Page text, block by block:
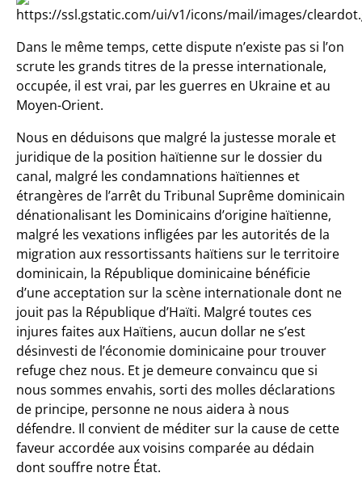
Dans le même temps, cette dispute n’existe pas si l’on
scrute les grands titres de la presse internationale,
occupée, il est vrai, par les guerres en Ukraine et au
Moyen-Orient.
Nous en déduisons que malgré la justesse morale et
juridique de la position haïtienne sur le dossier du
canal, malgré les condamnations haïtiennes et
étrangères de l’arrêt du Tribunal Suprême dominicain
dénationalisant les Dominicains d’origine haïtienne,
malgré les vexations infligées par les autorités de la
migration aux ressortissants haïtiens sur le territoire
dominicain, la République dominicaine bénéficie
d’une acceptation sur la scène internationale dont ne
jouit pas la République d’Haïti. Malgré toutes ces
injures faites aux Haïtiens, aucun dollar ne s’est
désinvesti de l’économie dominicaine pour trouver
refuge chez nous. Et je demeure convaincu que si
nous sommes envahis, sorti des molles déclarations
de principe, personne ne nous aidera à nous
défendre. Il convient de méditer sur la cause de cette
faveur accordée aux voisins comparée au dédain
dont souffre notre État.